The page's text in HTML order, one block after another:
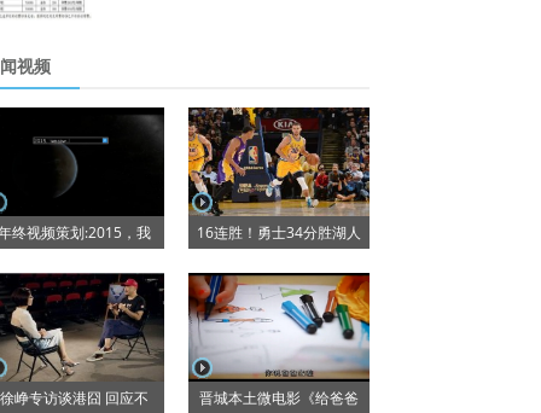
视频
终视频策划:2015，我 16连胜！勇士34分胜湖人
徐峥专访谈港囧 回应不 晋城本土微电影《给爸爸